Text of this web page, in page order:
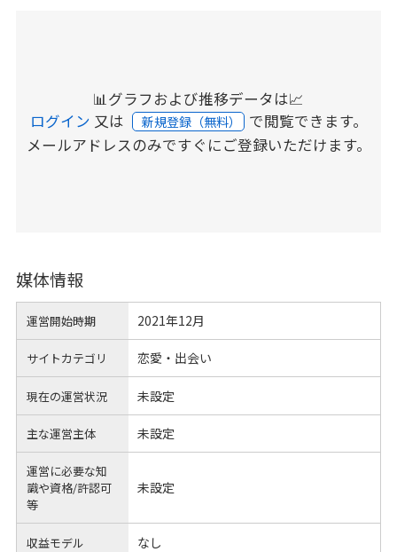
📊グラフおよび推移データは📈
ログイン 又は 新規登録（無料） で閲覧できます。
メールアドレスのみですぐにご登録いただけます。
媒体情報
運営開始時期 2021年12月
サイトカテゴリ 恋愛・出会い
現在の運営状況 未設定
主な運営主体 未設定
運営に必要な知
識や資格/許認可
等
未設定
収益モデル なし